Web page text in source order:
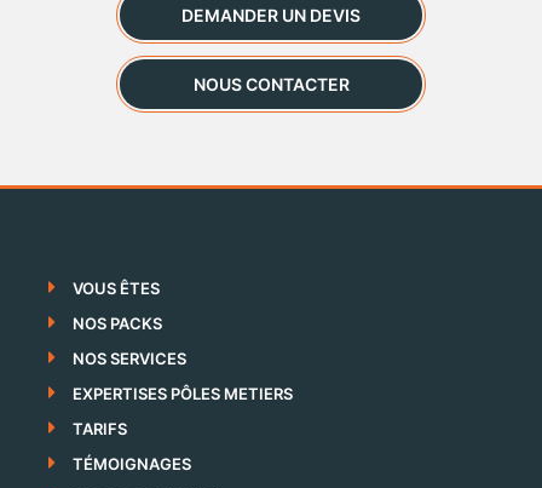
DEMANDER UN DEVIS
NOUS CONTACTER
VOUS ÊTES
NOS PACKS
NOS SERVICES
EXPERTISES PÔLES METIERS
TARIFS
TÉMOIGNAGES